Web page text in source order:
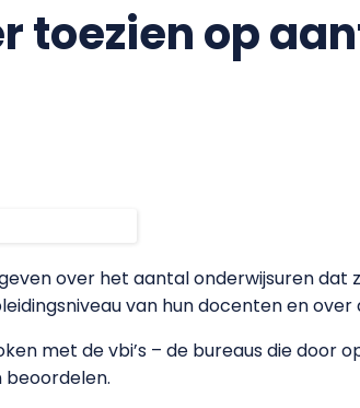
toezien op
over het aantal onderwijsuren dat
van hun docenten en
met de vbi’s – de bureaus die door
beoordelen.